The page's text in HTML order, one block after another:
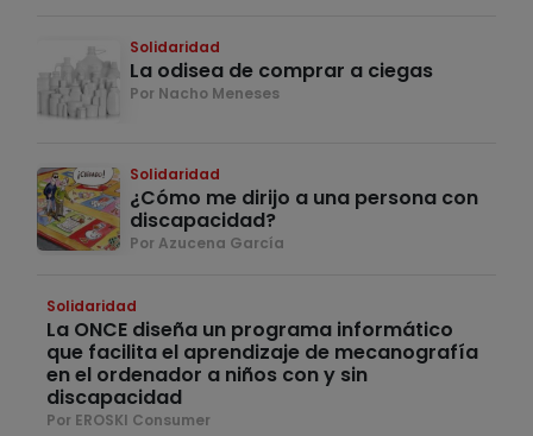
Solidaridad
La odisea de comprar a ciegas
Por Nacho Meneses
Solidaridad
¿Cómo me dirijo a una persona con
discapacidad?
Por Azucena García
Solidaridad
La ONCE diseña un programa informático
que facilita el aprendizaje de mecanografía
en el ordenador a niños con y sin
discapacidad
Por EROSKI Consumer